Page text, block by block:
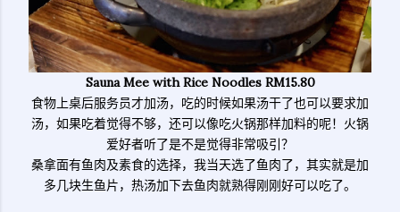
Sauna Mee with Rice Noodles RM15.80
食物上桌后服务员才加汤，吃的时候如果汤干了也可以要求加
汤，如果吃着觉得不够，还可以像吃火锅那样加料的呢！火锅
爱好者听了是不是觉得非常吸引？
桑拿面有鱼肉及素食的选择，我当天选了鱼肉了，其实就是加
多几块生鱼片，热汤加下去鱼肉就熟得刚刚好可以吃了。